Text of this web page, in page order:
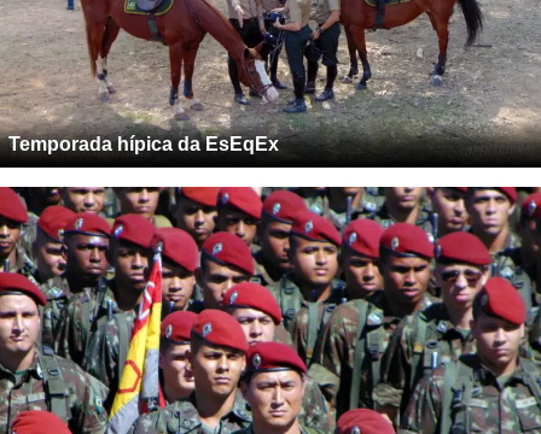
Temporada hípica da EsEqEx